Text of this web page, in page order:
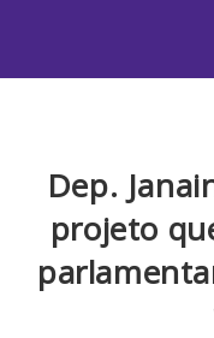
Dep.
projeto